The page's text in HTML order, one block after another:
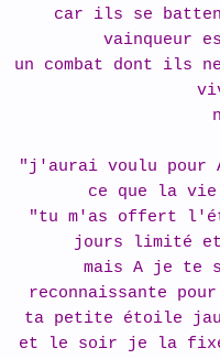
car ils se
vainqueur
un combat dont ils
"j'aurai voulu pour
ce que la
"tu m'as offert
jours limité et
mais A je te
reconnaissante
ta petite étoile
et le soir je la fixe